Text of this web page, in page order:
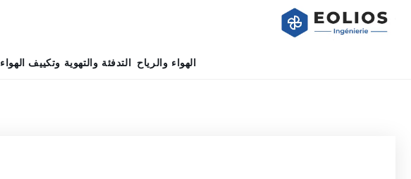
الهواء والرياح التدفئة والتهوية وتكييف الهواء